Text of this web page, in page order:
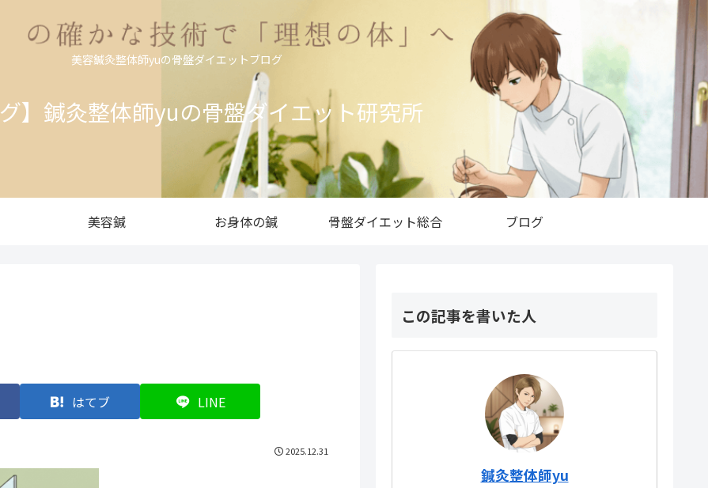
美容鍼灸整体師yuの骨盤ダイエットブログ
】鍼灸整体師yuの骨盤ダイエット研究所
美容鍼 お身体の鍼 骨盤ダイエット総合 ブログ
はてブ LINE
2025.12.31
この記事を書いた人
鍼灸整体師yu